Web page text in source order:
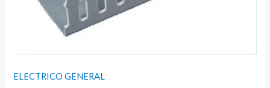
ELECTRICO GENERAL